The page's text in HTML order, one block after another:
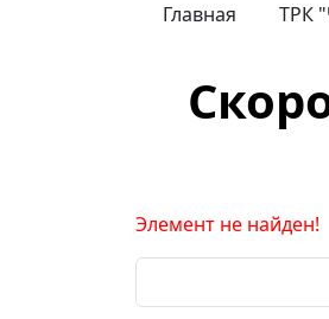
Главная ТРК
Элемент не найден!